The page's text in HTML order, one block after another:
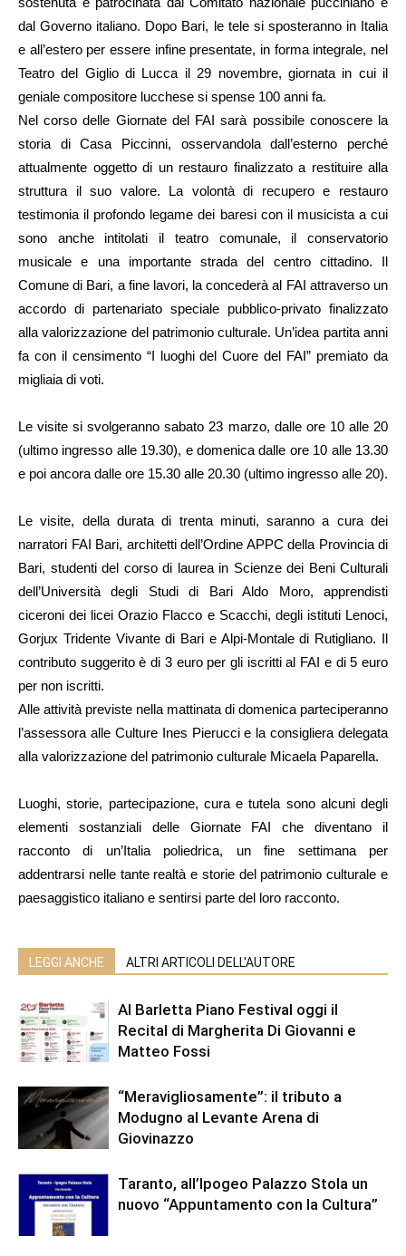
dal Governo italiano. Dopo Bari, le tele si sposteranno in Italia
e all’estero per essere infine presentate, in forma integrale, nel
Teatro del Giglio di Lucca il 29 novembre, giornata in cui il
geniale compositore lucchese si spense 100 anni fa.
Nel corso delle Giornate del FAI sarà possibile conoscere la
storia di Casa Piccinni, osservandola dall’esterno perché
attualmente oggetto di un restauro finalizzato a restituire alla
struttura il suo valore. La volontà di recupero e restauro
testimonia il profondo legame dei baresi con il musicista a cui
sono anche intitolati il teatro comunale, il conservatorio
musicale e una importante strada del centro cittadino. Il
Comune di Bari, a fine lavori, la concederà al FAI attraverso un
accordo di partenariato speciale pubblico-privato finalizzato
alla valorizzazione del patrimonio culturale. Un’idea partita anni
fa con il censimento “I luoghi del Cuore del FAI” premiato da
migliaia di voti.
Le visite si svolgeranno sabato 23 marzo, dalle ore 10 alle 20
(ultimo ingresso alle 19.30), e domenica dalle ore 10 alle 13.30
e poi ancora dalle ore 15.30 alle 20.30 (ultimo ingresso alle 20).
Le visite, della durata di trenta minuti, saranno a cura dei
narratori FAI Bari, architetti dell’Ordine APPC della Provincia di
Bari, studenti del corso di laurea in Scienze dei Beni Culturali
dell’Università degli Studi di Bari Aldo Moro, apprendisti
ciceroni dei licei Orazio Flacco e Scacchi, degli istituti Lenoci,
Gorjux Tridente Vivante di Bari e Alpi-Montale di Rutigliano. Il
contributo suggerito è di 3 euro per gli iscritti al FAI e di 5 euro
per non iscritti.
Alle attività previste nella mattinata di domenica parteciperanno
l’assessora alle Culture Ines Pierucci e la consigliera delegata
alla valorizzazione del patrimonio culturale Micaela Paparella.
Luoghi, storie, partecipazione, cura e tutela sono alcuni degli
elementi sostanziali delle Giornate FAI che diventano il
racconto di un’Italia poliedrica, un fine settimana per
addentrarsi nelle tante realtà e storie del patrimonio culturale e
paesaggistico italiano e sentirsi parte del loro racconto.
LEGGI ANCHE ALTRI ARTICOLI DELL'AUTORE
Al Barletta Piano Festival oggi il
Recital di Margherita Di Giovanni e
Matteo Fossi
“Meravigliosamente”: il tributo a
Modugno al Levante Arena di
Giovinazzo
Taranto, all’Ipogeo Palazzo Stola un
nuovo “Appuntamento con la Cultura”